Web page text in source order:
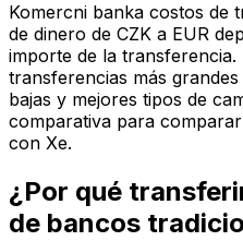
Komercni banka costos de
de dinero de CZK a EUR
importe de la transferencia.
transferencias más
bajas y mejores tipos de
comparativa para
con Xe.
¿Por qué
de bancos